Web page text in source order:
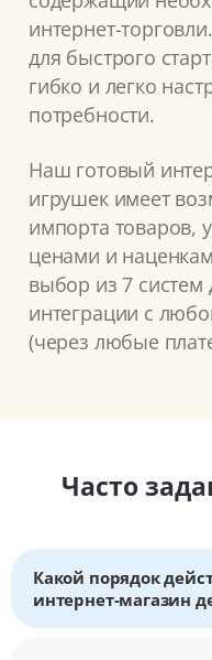
интернет-
для быстрого
гибко и легко
потребности.
Наш готовый
игрушек имеет
импорта товаров,
ценами и
выбор из 7 систем
интеграции с
(через любые
Часто
Какой порядок
интернет-магазин